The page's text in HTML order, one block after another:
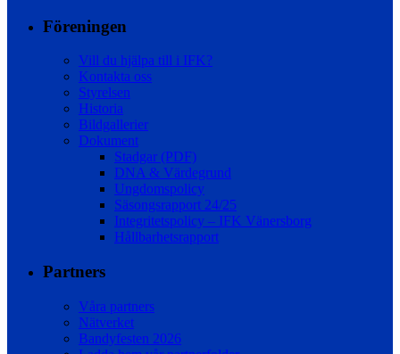
Föreningen
Vill du hjälpa till i IFK?
Kontakta oss
Styrelsen
Historia
Bildgallerier
Dokument
Stadgar (PDF)
DNA & Värdegrund
Ungdomspolicy
Säsongsrapport 24/25
Integritetspolicy – IFK Vänersborg
Hållbarhetsrapport
Partners
Våra partners
Nätverket
Bandyfesten 2026